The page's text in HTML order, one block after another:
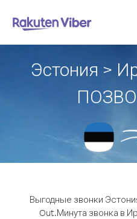
Эстония >
Выгодные звонки
Out.Минута звонка в